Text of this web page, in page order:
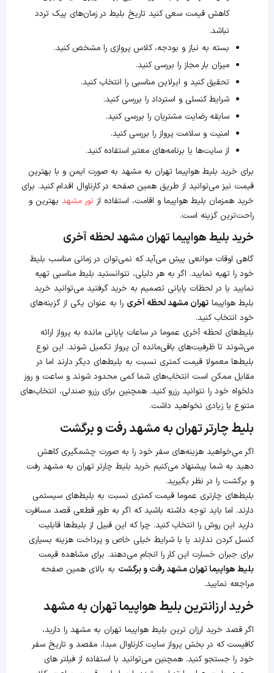
کاهش قیمت سعی کنید تاریخ بلیط در زمان‌های پیک تردد
نباشد.
بسته به نیاز و بودجه، کلاس پروازی را مشخص کنید.
میزان بار مجاز را بررسی کنید.
تحقیق کنید و ایرلاین مناسبی را انتخاب کنید.
شرایط کنسلی و استرداد را بررسی کنید.
سابقه رضایت مشتریان را بررسی کنید.
امنیت و سلامت پرواز را بررسی کنید.
از سایت‌ها یا برنامه‌های معتبر استفاده کنید.
برای خرید بلیط هواپیما تهران به مشهد به صورت ایمن و با بهترین
قیمت نیز می‌توانید از طریق همین صفحه در کارناوال اقدام کنید. برای
خرید همزمان بلیط هواپیما و اقامت، استفاده از تور مشهد بهترین و
راحت‌ترین گزینه است.
خرید بلیط هواپیما تهران مشهد لحظه آخری
گاهی اوقات موانعی پیش می‌آید که نمی‌توان در زمانی مناسب بلیط
خود را تهیه نمایید. اگر به هر دلیلی، نتوانستید بلیط مناسبی تهیه
نمایید یا در لحظات پایانی تصمیم به خرید گرفتید می‌توانید خرید
بلیط هواپیما تهران مشهد لحظه آخری را به عنوان یکی از گزینه‌های
خود انتخاب کنید.
بلیط‌های لحظه آخری عموما در ساعات پایانی مانده به پرواز ارائه
می‌شوند تا ظرفیت‌های باقی‌مانده آن پرواز تکمیل شوند. این نوع
بلیط‌ها معمولا قیمت کمتری نسبت به بلیط‌های دیگر دارند اما در
مقابل ممکن است انتخاب‌های شما کمی محدود شوند و ساعت و روز
دلخواه خود را نتوانید رزرو کنید. همچنین برای رزرو صندلی، انتخاب‌های
متنوع یا زیادی نخواهید داشت.
بلیط چارتر تهران به مشهد رفت و برگشت
اگر می‌خواهید هزینه‌های سفر خود را به صورت چشمگیری کاهش
دهید به شما پیشنهاد می‌کنیم خرید بلیط چارتر تهران به مشهد رفت
و برگشت را در نظر بگیرید.
بلیط‌های چارتری عموما قیمت کمتری نسبت به بلیط‌های سیستمی
دارند. اما باید توجه داشته باشید که اگر به طور قطعی قصد مسافرت
دارید این روش را انتخاب کنید. چرا که این قبیل از بلیط‌ها قابلیت
کنسل کردن ندارند یا با شرایط خیلی خاص و پرداخت هزینه بسیاری
برای جبران خسارت این کار را انجام می‌دهند. برای مشاهده قیمت
بلیط هواپیما تهران مشهد رفت و برگشت به بالای همین صفحه
مراجعه نمایید.
خرید ارزانترین بلیط هواپیما تهران به مشهد
اگر قصد خرید ارزان ترین بلیط هواپیما تهران به مشهد را دارید،
کافیست که در بخش پرواز سایت کارناوال مبدا، مقصد و تاریخ سفر
خود را جستجو کنید. همچنین می‌توانید با استفاده از فیلتر های